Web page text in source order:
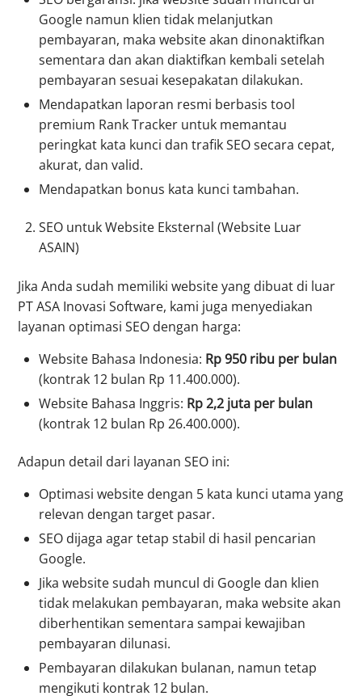
Google namun klien tidak melanjutkan
pembayaran, maka website akan dinonaktifkan
sementara dan akan diaktifkan kembali setelah
pembayaran sesuai kesepakatan dilakukan.
Mendapatkan laporan resmi berbasis tool
premium Rank Tracker untuk memantau
peringkat kata kunci dan trafik SEO secara cepat,
akurat, dan valid.
Mendapatkan bonus kata kunci tambahan.
SEO untuk Website Eksternal (Website Luar
ASAIN)
Jika Anda sudah memiliki website yang dibuat di luar
PT ASA Inovasi Software, kami juga menyediakan
layanan optimasi SEO dengan harga:
Website Bahasa Indonesia: Rp 950 ribu per bulan
(kontrak 12 bulan Rp 11.400.000).
Website Bahasa Inggris: Rp 2,2 juta per bulan
(kontrak 12 bulan Rp 26.400.000).
Adapun detail dari layanan SEO ini:
Optimasi website dengan 5 kata kunci utama yang
relevan dengan target pasar.
SEO dijaga agar tetap stabil di hasil pencarian
Google.
Jika website sudah muncul di Google dan klien
tidak melakukan pembayaran, maka website akan
diberhentikan sementara sampai kewajiban
pembayaran dilunasi.
Pembayaran dilakukan bulanan, namun tetap
mengikuti kontrak 12 bulan.